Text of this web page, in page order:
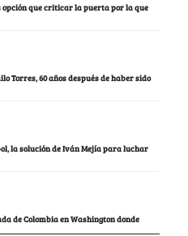
opción que criticar la puerta por la que
Torres, 60 años después de haber sido
la solución de Iván Mejía para luchar
de Colombia en Washington donde